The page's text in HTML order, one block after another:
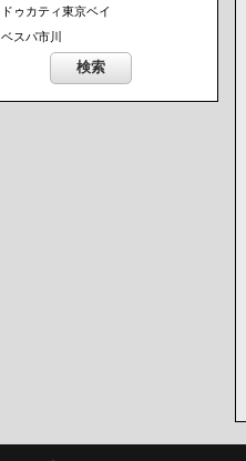
ドゥカティ東京ベイ
ベスパ市川